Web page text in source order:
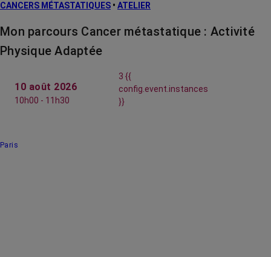
CANCERS MÉTASTATIQUES • ATELIER
Mon parcours Cancer métastatique : Activité
Physique Adaptée
10 août 2026
10h00 - 11h30
3 {{
config.event.instances
}}
Paris